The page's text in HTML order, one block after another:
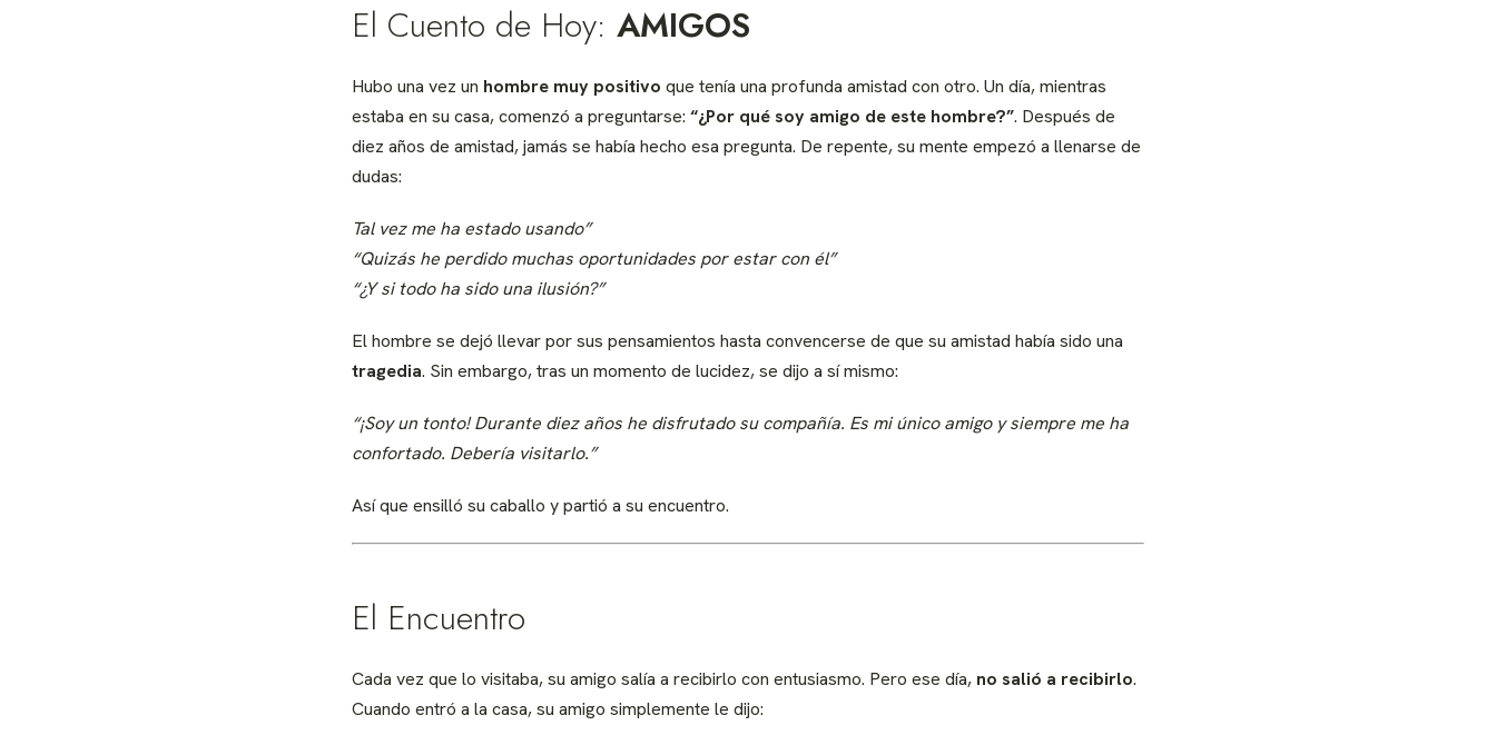
El Cuento de Hoy: AMIGOS
Hubo una vez un hombre muy positivo que tenía una profunda amistad con otro. Un día, mientras
estaba en su casa, comenzó a preguntarse: “¿Por qué soy amigo de este hombre?”. Después de
diez años de amistad, jamás se había hecho esa pregunta. De repente, su mente empezó a llenarse de
dudas:
Tal vez me ha estado usando”
“Quizás he perdido muchas oportunidades por estar con él”
“¿Y si todo ha sido una ilusión?”
El hombre se dejó llevar por sus pensamientos hasta convencerse de que su amistad había sido una
tragedia. Sin embargo, tras un momento de lucidez, se dijo a sí mismo:
“¡Soy un tonto! Durante diez años he disfrutado su compañía. Es mi único amigo y siempre me ha
confortado. Debería visitarlo.”
Así que ensilló su caballo y partió a su encuentro.
El Encuentro
Cada vez que lo visitaba, su amigo salía a recibirlo con entusiasmo. Pero ese día, no salió a recibirlo.
Cuando entró a la casa, su amigo simplemente le dijo: